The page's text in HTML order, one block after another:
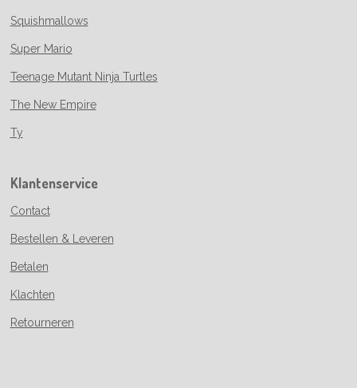
Squishmallows
Super Mario
Teenage Mutant Ninja Turtles
The New Empire
Ty
Klantenservice
Contact
Bestellen & Leveren
Betalen
Klachten
Retourneren